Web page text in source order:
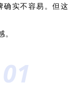
实不容易。但
。
01